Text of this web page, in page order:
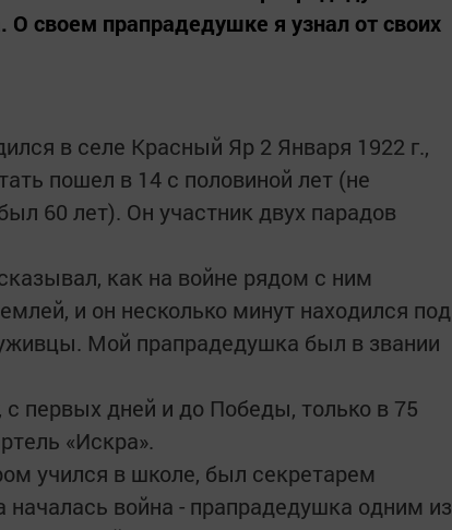
своем прапрадедушке я узнал от своих
в селе Красный Яр 2 Января 1922 г.,
пошел в 14 с половиной лет (не
60 лет). Он участник двух парадов
как на войне рядом с ним
и он несколько минут находился под
Мой прапрадедушка был в звании
первых дней и до Победы, только в 75
«Искра».
учился в школе, был секретарем
началась война - прапрадедушка одним из